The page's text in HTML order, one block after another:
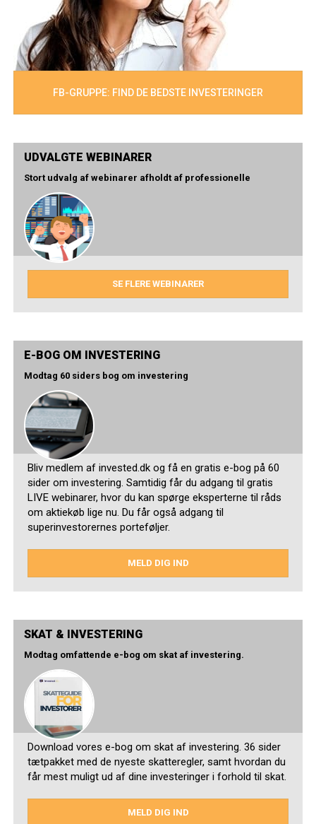
FB-GRUPPE: FIND DE BEDSTE INVESTERINGER
UDVALGTE WEBINARER
Stort udvalg af webinarer afholdt af professionelle
SE FLERE WEBINARER
E-BOG OM INVESTERING
Modtag 60 siders bog om investering
Bliv medlem af invested.dk og få en gratis e-bog på 60
sider om investering. Samtidig får du adgang til gratis
LIVE webinarer, hvor du kan spørge eksperterne til råds
om aktiekøb lige nu. Du får også adgang til
superinvestorernes porteføljer.
MELD DIG IND
SKAT & INVESTERING
Modtag omfattende e-bog om skat af investering.
Download vores e-bog om skat af investering. 36 sider
tætpakket med de nyeste skatteregler, samt hvordan du
får mest muligt ud af dine investeringer i forhold til skat.
MELD DIG IND